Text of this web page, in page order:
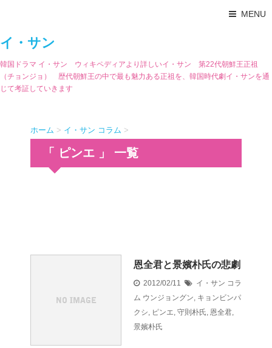
MENU
イ・サン
韓国ドラマ イ・サン ウィキペディアより詳しいイ・サン 第22代朝鮮王正祖
（チョンジョ） 歴代朝鮮王の中で最も魅力ある正祖を、韓国時代劇イ・サンを通
じて考証していきます
ホーム > イ・サン コラム >
「 ピンエ 」 一覧
恩全君と景嬪朴氏の悲劇
2012/02/11
イ・サン コラ
ム ウンジョングン, キョンビンパ
クシ, ピンエ, 守則朴氏, 恩全君,
景嬪朴氏